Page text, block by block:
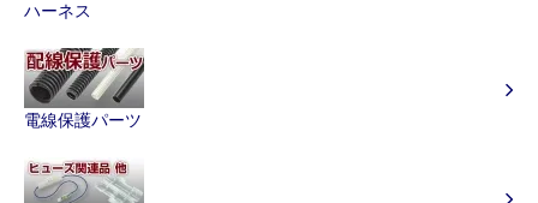
ハーネス
電線保護パーツ